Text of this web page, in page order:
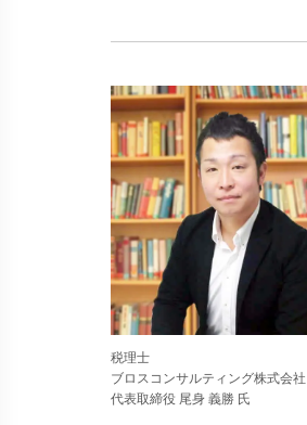
税理士
ブロスコンサルティング株式会社
代表取締役 尾身 義勝 氏